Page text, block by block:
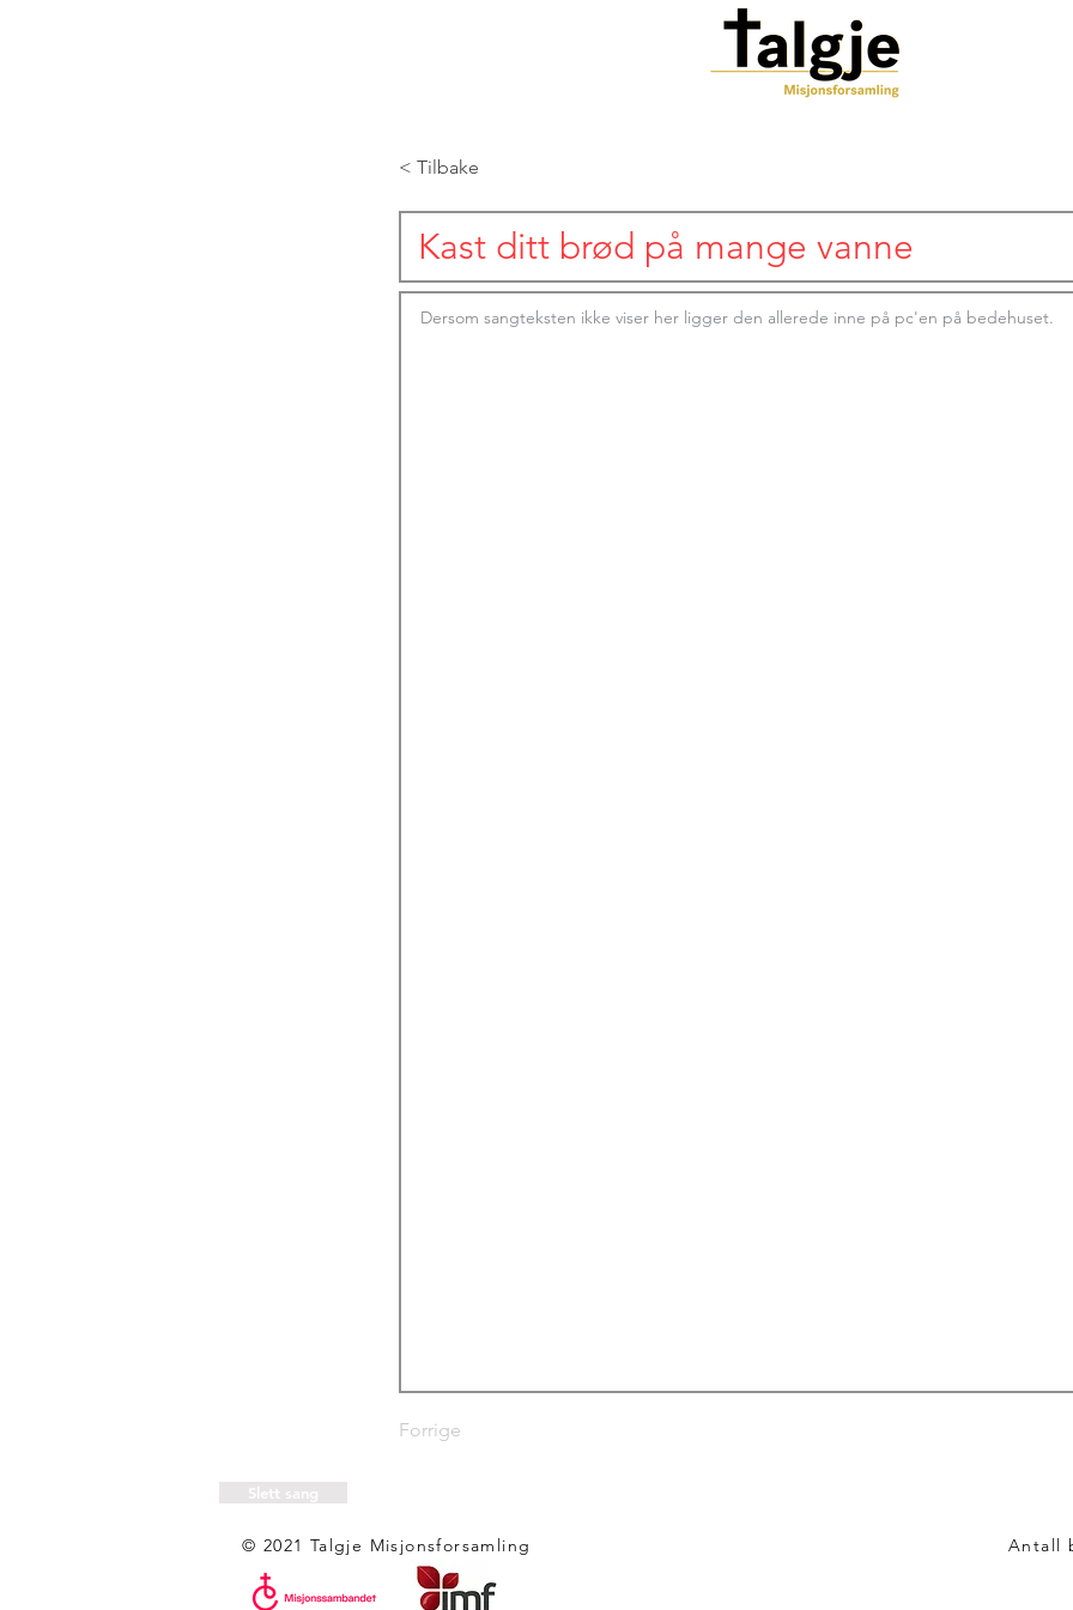
< Tilbake
Forrige
Slett sang
© 2021 Talgje Misjonsforsamling Antall